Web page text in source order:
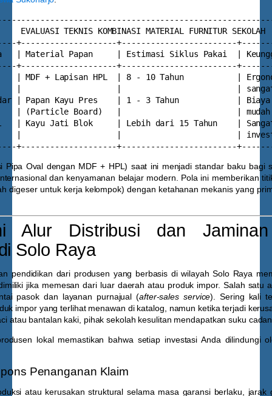
TEKNIS KOMBINASI MATERIAL FURNITUR
+--------------------+------------------------
| Material Papan     | Estimasi Siklus Pakai  |
+--------------------+------------------------
| MDF + Lapisan HPL  | 8 - 10 Tahun           |
|                        | sangat
| Papan Kayu Pres    | 1 - 3 Tahun            | Biaya
(Particle Board)   |                        | mudah
| Kayu Jati Blok     | Lebih dari 15 Tahun    |
|                    |                        |
Pipa Oval dengan MDF + HPL) saat ini menjadi standar baku bagi
dan kenyamanan belajar modern. Pola ini memberikan
digeser untuk kerja kelompok) dengan ketahanan mekanis yang
Alur Distribusi dan
Solo Raya
pendidikan dari produsen yang berbasis di wilayah Solo Raya
jika memesan dari luar daerah atau produk impor. Salah satu
pasok dan layanan purnajual (after-sales service). Sering kali
impor yang terlihat menawan di katalog, namun ketika terjadi
atau bantalan kaki, pihak sekolah kesulitan mendapatkan suku
lokal memastikan bahwa setiap investasi Anda dilindungi
Penanganan Klaim
atau kerusakan struktural selama masa garansi berlaku, jarak